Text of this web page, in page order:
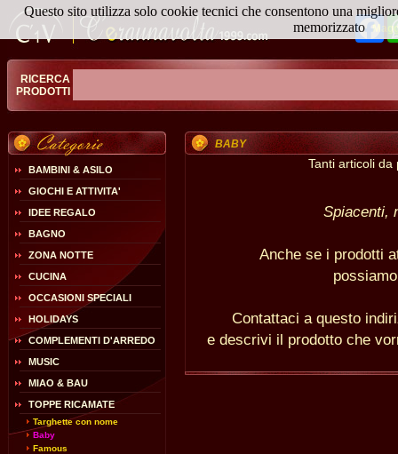
RICERCA
PRODOTTI
BAMBINI & ASILO
GIOCHI E ATTIVITA'
IDEE REGALO
BAGNO
ZONA NOTTE
CUCINA
OCCASIONI SPECIALI
HOLIDAYS
COMPLEMENTI D'ARREDO
MUSIC
MIAO & BAU
TOPPE RICAMATE
Targhette con nome
Baby
Famous
BABY
Tanti articoli
Spiacenti,
Anche se i prodotti
Contattaci a questo
e descrivi il prodotto che
Questo sito utilizza solo cookie tecnici che consentono una
memorizzato